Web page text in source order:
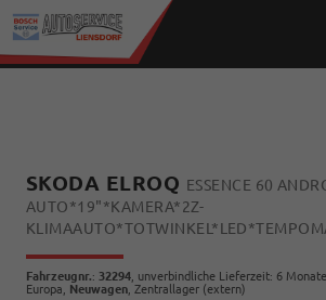
SKODA ELROQ ESSENCE 60
AUTO*19"*KAMERA*2Z-
Fahrzeugnr.: 32294 , unverbindliche Lieferzeit: 6 Monate
Europa, Neuwagen , Zentrallager (extern)